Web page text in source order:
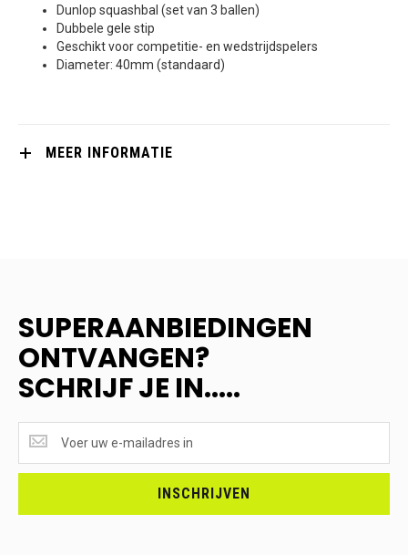
Dunlop squashbal (set van 3 ballen)
Dubbele gele stip
Geschikt voor competitie- en wedstrijdspelers
Diameter: 40mm (standaard)
MEER INFORMATIE
SUPERAANBIEDINGEN
ONTVANGEN?
SCHRIJF JE IN.....
ONTVANGEN?
<br>SCHRIJF
INSCHRIJVEN